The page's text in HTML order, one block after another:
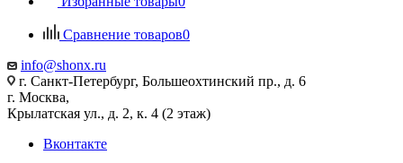
Сравнение товаров0
info@shonx.ru
г. Санкт-Петербург, Большеохтинский пр., д. 6
г. Москва,
Крылатская ул., д. 2, к. 4 (2 этаж)
Вконтакте